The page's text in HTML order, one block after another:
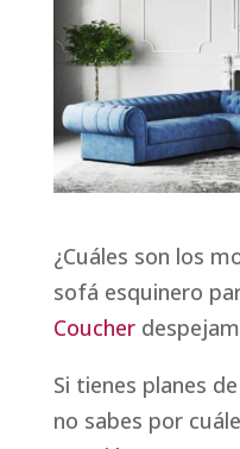
¿Cuáles son los
sofá esquinero
Coucher
Si tienes planes
no sabes por